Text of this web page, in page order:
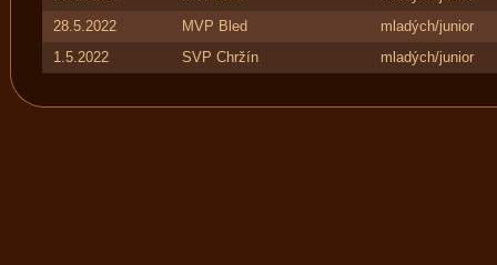
28.5.2022
MVP Bled
mladých/junior
1.5.2022
SVP Chržín mladých/junior